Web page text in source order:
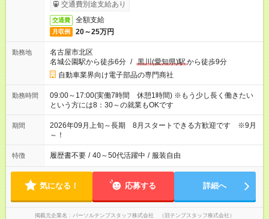
交通費別途支給あり
交通費 全額支給
月収例 20～25万円
勤務地
名古屋市北区
名城公園駅から徒歩6分 / 黒川(愛知県)駅から徒歩9分
自動車業界向け電子部品の専門商社
勤務時間
09:00～17:00(実働7時間 休憩1時間) ※もう少し長く働きたい
という方には8：30～の就業もOKです
期間
2026年09月上旬～長期 8月スタートできる方歓迎です ※9月
～！
特徴 履歴書不要 / 40～50代活躍中 / 服装自由
気になる！ 応募する 詳細へ
掲載元企業名 パーソルテンプスタッフ株式会社 （旧テンプスタッフ株式会社）